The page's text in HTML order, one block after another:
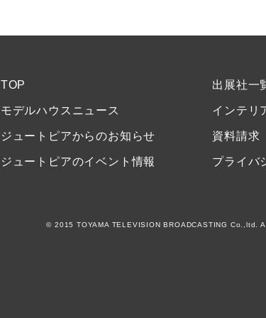
TOP
モデルハウスニュース
ジュートピアからのお知らせ
ジュートピアのイベント情報
出展社一
インテリ
資料請求
プライバ
© 2015 TOYAMA TELEVISION BROADCASTING Co.,ltd.